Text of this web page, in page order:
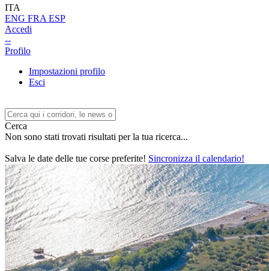
ITA
ENG FRA ESP
Accedi
--
Profilo
Impostazioni profilo
Esci
Cerca
Non sono stati trovati risultati per la tua ricerca...
Salva le date delle tue corse preferite! Sincronizza il calendario!